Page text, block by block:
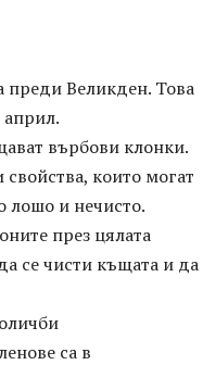
преди Великден. Това
април.
върбови клонки.
които могат
лошо и нечисто.
през цялата
се чисти къщата и да
са в